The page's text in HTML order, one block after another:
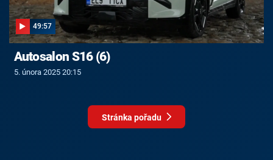
49:57
Autosalon S16 (6)
5. února 2025 20:15
Stránka pořadu